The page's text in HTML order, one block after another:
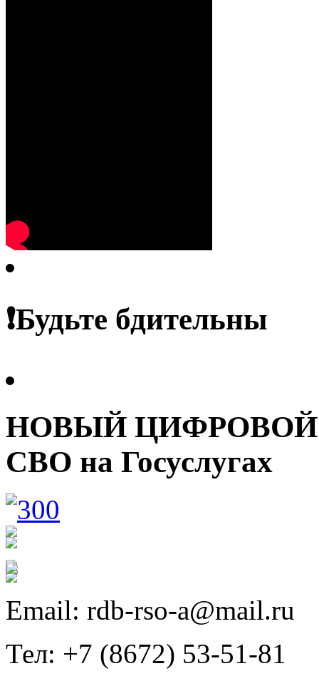
❗️Будьте бдительны
НОВЫЙ ЦИФРОВОЙ
СВО на Госуслугах
Email: rdb-rso-a@mail.ru
Тел: +7 (8672) 53-51-81